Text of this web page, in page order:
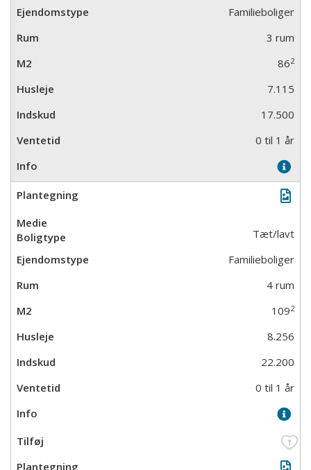
Familieboliger
3 rum
862
7.115
17.500
0 til 1 år
Tæt/lavt
Familieboliger
4 rum
1092
8.256
22.200
0 til 1 år